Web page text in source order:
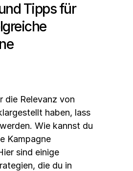
Tipps für
die Relevanz von
haben, lass
Wie kannst du
Kampagne
sind einige
die du in